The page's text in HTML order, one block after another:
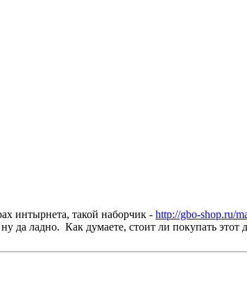
интырнета, такой наборчик - http://gbo-shop.ru/
да ладно. Как думаете, стоит ли покупать этот